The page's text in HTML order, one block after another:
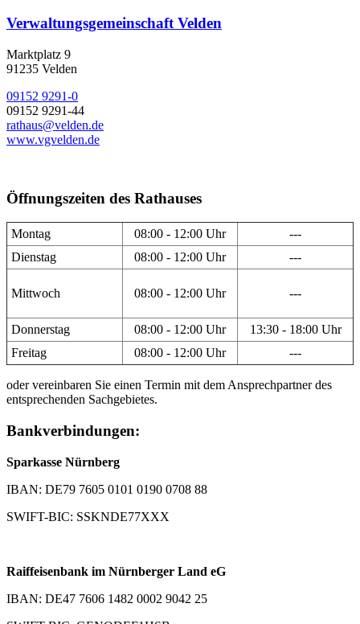
Verwaltungsgemeinschaft Velden
Marktplatz 9
91235 Velden
09152 9291-0
09152 9291-44
rathaus@velden.de
www.vgvelden.de
Öffnungszeiten des Rathauses
Montag 08:00 - 12:00 Uhr
---
Dienstag
08:00 - 12:00 Uhr ---
Mittwoch 08:00 - 12:00 Uhr ---
Donnerstag 08:00 - 12:00 Uhr
13:30 - 18:00 Uhr
Freitag
08:00 - 12:00 Uhr ---
oder vereinbaren Sie einen Termin mit dem Ansprechpartner des
entsprechenden Sachgebietes.
Bankverbindungen:
Sparkasse Nürnberg
IBAN: DE79 7605 0101 0190 0708 88
SWIFT-BIC: SSKNDE77XXX
Raiffeisenbank im Nürnberger Land eG
IBAN: DE47 7606 1482 0002 9042 25